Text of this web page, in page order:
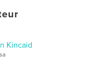
Kincaid